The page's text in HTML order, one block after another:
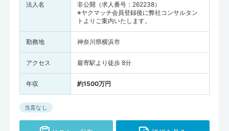
法人名
非公開（求人番号：262238）
※ヤクマッチ会員登録後に弊社コンサルタン
トよりご案内いたします。
勤務地 神奈川県横浜市
アクセス 最寄駅より徒歩 8分
年収 約1500万円
当直なし